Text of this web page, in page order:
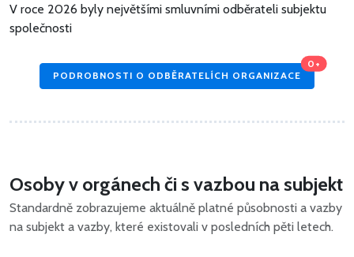
V roce 2026 byly největšími smluvními odběrateli subjektu
společnosti
PODROBNOSTI O ODBĚRATELÍCH ORGANIZACE
0+
Osoby v orgánech či s vazbou na subjekt
Standardně zobrazujeme aktuálně platné působnosti a vazby
na subjekt a vazby, které existovali v posledních pěti letech.